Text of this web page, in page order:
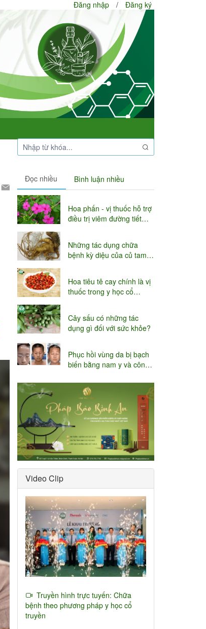
Đăng nhập / Đăng ký
Đọc nhiều Bình luận nhiều
Hoa phấn - vị thuốc hỗ trợ
điều trị viêm đường tiết
Những tác dụng chữa
bệnh kỳ diệu của củ tam
Hoa tiêu tê cay chính là vị
thuốc trong y học cổ
Cây sấu có những tác
dụng gì đối với sức khỏe?
Phục hồi vùng da bị bạch
biến bằng nam y và công
Video Clip
Truyền hình trực tuyến: Chữa
bệnh theo phương pháp y học cổ
truyền